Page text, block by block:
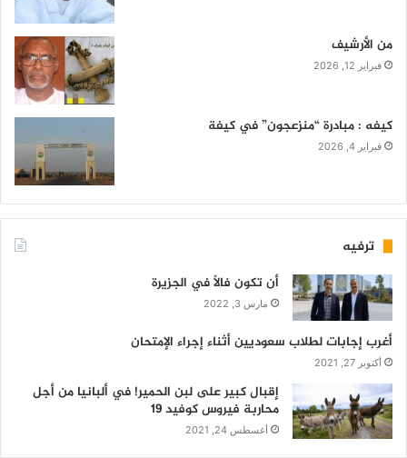
من الأرشيف
فبراير 12, 2026
كيفه : مبادرة “منزعجون” في كيفة
فبراير 4, 2026
ترفيه
أن تكون فالاً في الجزيرة
مارس 3, 2022
أغرب إجابات لطلاب سعوديين أثناء إجراء الإمتحان
أكتوبر 27, 2021
إقبال كبير على لبن الحمير! في ألبانيا من أجل
محاربة فيروس كوفيد 19
أغسطس 24, 2021